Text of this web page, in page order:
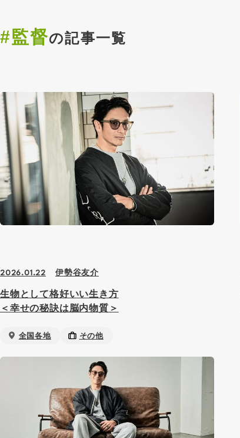
#監督の記事一覧
2026.01.22 伊勢谷友介
生物として格好いい生き方
＜幸せの秘訣は脳内物質＞
全国各地 その他